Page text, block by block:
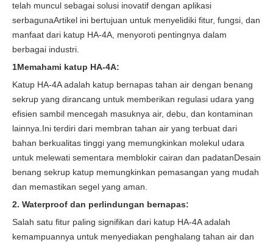
telah muncul sebagai solusi inovatif dengan aplikasi
serbagunaArtikel ini bertujuan untuk menyelidiki fitur, fungsi, dan
manfaat dari katup HA-4A, menyoroti pentingnya dalam
berbagai industri.
1Memahami katup HA-4A:
Katup HA-4A adalah katup bernapas tahan air dengan benang
sekrup yang dirancang untuk memberikan regulasi udara yang
efisien sambil mencegah masuknya air, debu, dan kontaminan
lainnya.Ini terdiri dari membran tahan air yang terbuat dari
bahan berkualitas tinggi yang memungkinkan molekul udara
untuk melewati sementara memblokir cairan dan padatanDesain
benang sekrup katup memungkinkan pemasangan yang mudah
dan memastikan segel yang aman.
2. Waterproof dan perlindungan bernapas:
Salah satu fitur paling signifikan dari katup HA-4A adalah
kemampuannya untuk menyediakan penghalang tahan air dan